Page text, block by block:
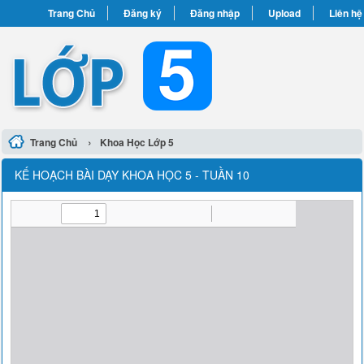
Trang Chủ Đăng ký Đăng nhập Upload Liên hệ
Trang Chủ › Khoa Học Lớp 5
KẾ HOẠCH BÀI DẠY KHOA HỌC 5 - TUẦN 10